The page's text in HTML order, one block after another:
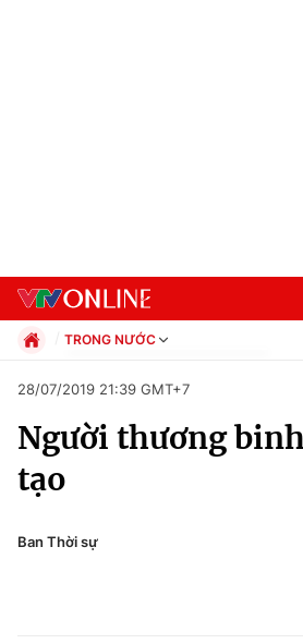
Chuyên mục
Chính trị
TRONG NƯỚC
Xã hội
Pháp luật
Văn hóa - Giải trí
28/07/2019 21:39 GMT+7
Người thương
tạo
Ban Thời sự